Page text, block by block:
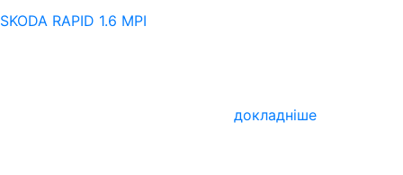
SKODA RAPID 1.6 MPI
докладніше